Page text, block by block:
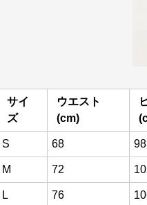
サイ
ズ
ウエスト
(cm)
S 68 98
M 72
L 76